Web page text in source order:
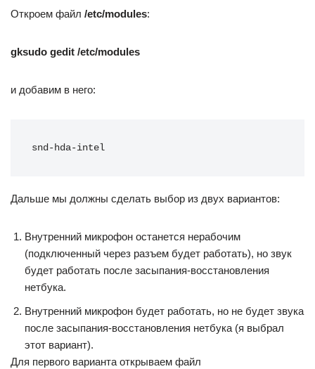
Откроем файл /etc/modules:
gksudo gedit /etc/modules
и добавим в него:
snd-hda-intel
Дальше мы должны сделать выбор из двух вариантов:
Внутренний микрофон останется нерабочим
(подключенный через разъем будет работать), но звук
будет работать после засыпания-восстановления
нетбука.
Внутренний микрофон будет работать, но не будет звука
после засыпания-восстановления нетбука (я выбрал
этот вариант).
Для первого варианта открываем файл